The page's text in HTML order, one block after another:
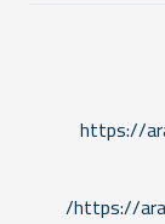
https://
https://